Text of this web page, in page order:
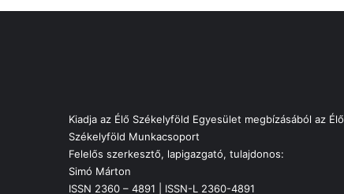
Kiadja az Élő Székelyföld Egyesület megbízásából az Élő
Székelyföld Munkacsoport
Felelős szerkesztő, lapigazgató, tulajdonos:
Simó Márton
ISSN 2360 – 4891 | ISSN-L 2360-4891